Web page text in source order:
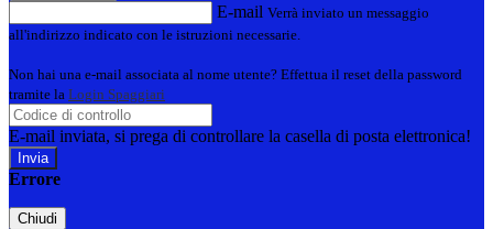
E-mail Verrà inviato un messaggio
all'indirizzo indicato con le istruzioni necessarie.
Non hai una e-mail associata al nome utente? Effettua il reset della password
tramite la Login Spaggiari
E-mail inviata, si prega di controllare la casella di posta elettronica!
Errore
Chiudi